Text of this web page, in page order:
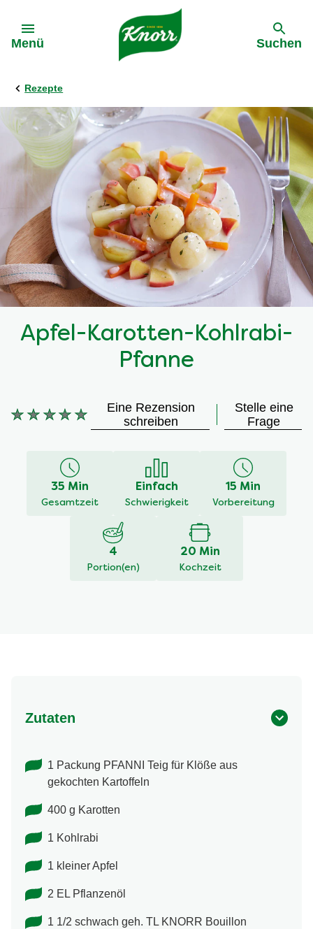
Menü Suchen
Rezepte
Apfel-Karotten-Kohlrabi-
Pfanne
Keine
abgegeben
Eine Rezension
schreiben
Stelle eine
Frage
35 Min
Gesamtzeit
Einfach
Schwierigkeit
15 Min
Vorbereitung
4
Portion(en)
20 Min
Kochzeit
Zutaten
1 Packung PFANNI Teig für Klöße aus
gekochten Kartoffeln
400 g Karotten
1 Kohlrabi
1 kleiner Apfel
2 EL Pflanzenöl
1 1/2 schwach geh. TL KNORR Bouillon